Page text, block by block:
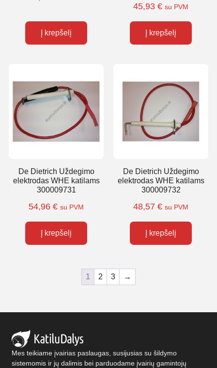
Į krepšelį
45,93 € su PVM
Į krepšelį
De Dietrich Uždegimo
elektrodas WHE katilams
300009731
54,96 € su PVM
Į krepšelį
De Dietrich Uždegimo
elektrodas WHE katilams
300009732
48,57 € su PVM
Į krepšelį
1 2 3 →
Mes teikiame įvairias paslaugas, susijusias su šildymo
sistemomis ir jų dalimis bei parduodame įvairių gamintojų